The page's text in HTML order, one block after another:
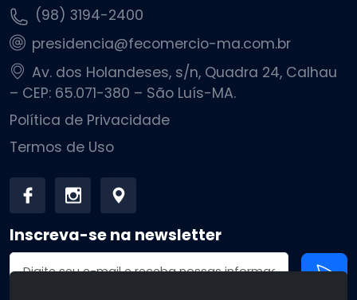
(98) 3194-2400
presidencia@fecomercio-ma.com.br
Av. dos Holandeses, s/n, Quadra 24, Calhau
– CEP: 65.071-380 – São Luís-MA.
Política de Privacidade
Termos de Uso
Inscreva-se na newsletter
Endereço de email